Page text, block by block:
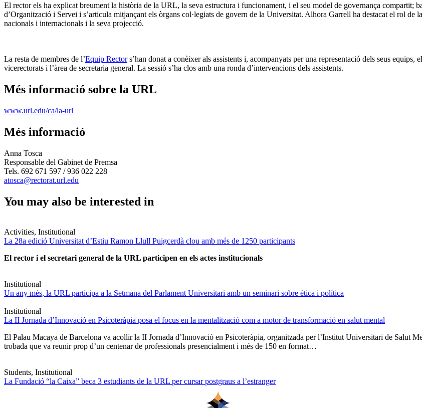
El rector els ha explicat breument la història de la URL, la seva estructura i funcionament, i el seu model de governança compartit;
d’Organització i Servei i s’articula mitjançant els òrgans col·legiats de govern de la Universitat. Alhora Garrell ha destacat el rol de
nacionals i internacionals i la seva projecció.
La resta de membres de l’Equip Rectors’han donat a conèixer als assistents i, acompanyats per una representació dels seus
vicerectorats i l’àrea de secretaria general. La sessió s’ha clos amb una ronda d’intervencions dels assistents.
Més informació sobre la URL
www.url.edu/ca/la-url
Més informació
Anna Tosca
Responsable del Gabinet de Premsa
Tels. 692 671 597 / 936 022 228
atosca@rectorat.url.edu
You may also be interested in
Activities, Institutional
La 28a edició Universitat d’Estiu Ramon Llull Puigcerdà clou amb més de 1250 participants
El rector i el secretari general de la URL participen en els actes institucionals
Institutional
Un any més, la URL participa a la Setmana del Parlament Universitari amb un seminari sobre ètica i política
Institutional
La II Jornada d’Innovació en Psicoteràpia posa el focus en la mentalització com a motor de transformació en salut mental
El Palau Macaya de Barcelona va acollir la II Jornada d’Innovació en Psicoteràpia, organitzada per l’Institut Universitari de
trobada que va reunir prop d’un centenar de professionals presencialment i més de 150 en format…
Students, Institutional
La Fundació “la Caixa” beca 3 estudiants de la URL per cursar postgraus a l’estranger